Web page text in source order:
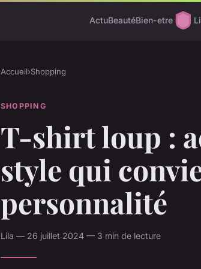
ActuBeautéBien-etre
Accueil›Shopping
SHOPPING
T-shirt loup :
style qui
personnalité
Lila — 26 juillet 2024 — 3 min de lecture